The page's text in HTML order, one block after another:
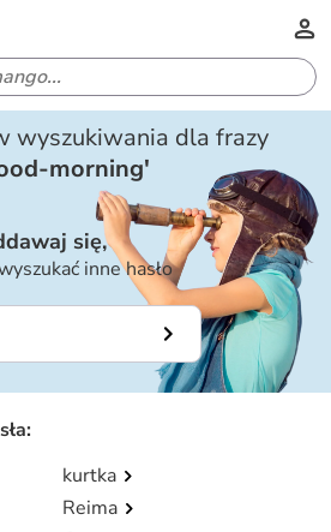
wyszukiwania dla frazy
morning'
się,
inne hasło
:
kurtka
Reima